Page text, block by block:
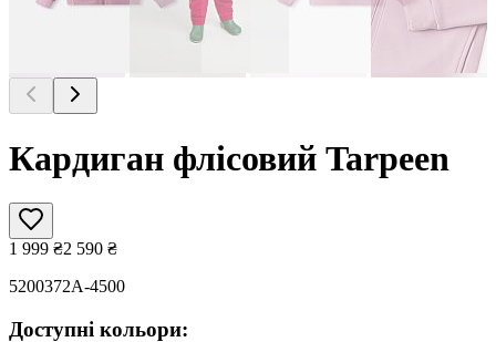
Кардиган флісовий Tarpeen
1 999 ₴2 590 ₴
5200372A-4500
Доступні кольори: